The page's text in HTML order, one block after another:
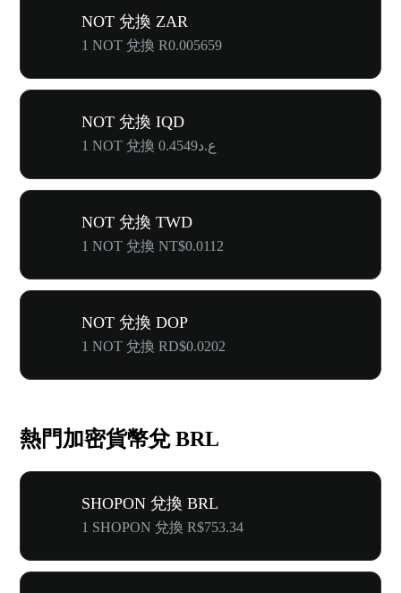
NOT 兌換 ZAR
1 NOT 兌換 R0.005659
NOT 兌換 IQD
1 NOT 兌換 ع.د0.4549
NOT 兌換 TWD
1 NOT 兌換 NT$0.0112
NOT 兌換 DOP
1 NOT 兌換 RD$0.0202
熱門加密貨幣兌 BRL
SHOPON 兌換 BRL
1 SHOPON 兌換 R$753.34